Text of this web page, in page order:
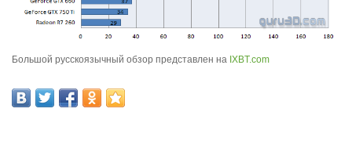
Большой русскоязычный обзор представлен на IXBT.com